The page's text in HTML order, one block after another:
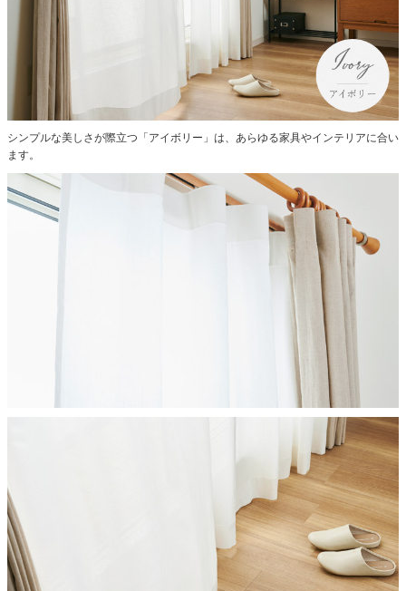
シンプルな美しさが際立つ「アイボリー」は、あらゆる家具やインテリアに合い
ます。